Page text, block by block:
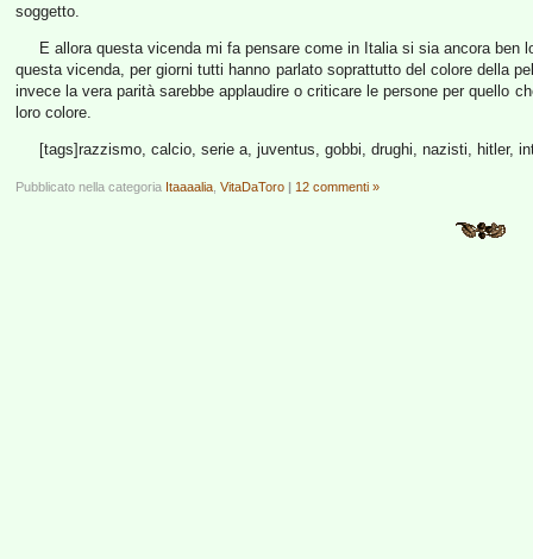
soggetto.
E allora questa vicenda mi fa pensare come in Italia si sia ancora
questa vicenda, per giorni tutti hanno parlato soprattutto del colore della
invece la vera parità sarebbe applaudire o criticare le persone per quello
loro colore.
[tags]razzismo, calcio, serie a, juventus, gobbi, drughi, nazisti, hitler,
Pubblicato nella categoria Itaaaalia VitaDaToro | 12 commenti »